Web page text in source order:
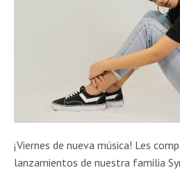
¡Viernes de nueva música! Les
lanzamientos de nuestra familia